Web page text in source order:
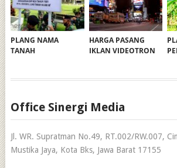
PLANG NAMA
TANAH
HARGA PASANG
IKLAN VIDEOTRON
Office Sinergi Media
Jl. WR. Supratman No.49, RT.002/RW.007,
Mustika Jaya, Kota Bks, Jawa Barat 17155